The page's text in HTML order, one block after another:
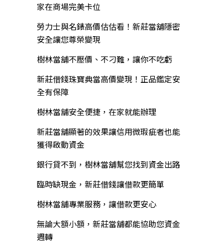
家在商場完美卡位
勞力士與名錶高價估估看！新莊當舖隱密
安全讓您尊榮變現
樹林當舖不壓價、不刁難，讓你不吃虧
新莊借錢珠寶典當高價變現！正品鑑定安
全有保障
樹林當舖安全便捷，在家就能辦理
新莊當舖顯著的效果讓信用微瑕疵者也能
獲得啟動資金
銀行貸不到，樹林當舖幫您找到資金出路
臨時缺現金，新莊借錢讓借款更簡單
樹林當舖專業服務，讓借款更安心
無論大額小額，新莊當舖都能協助您資金
週轉